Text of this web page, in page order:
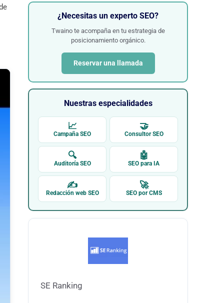
¿Necesitas un experto SEO?
Twaino te acompaña en tu estrategia de
posicionamiento orgánico.
Reservar una llamada
Nuestras especialidades
📈
Campaña SEO
🤝
Consultor SEO
🔍
Auditoría SEO
🤖
SEO para IA
✍
Redacción web SEO
🚀
SEO por CMS
SE Ranking